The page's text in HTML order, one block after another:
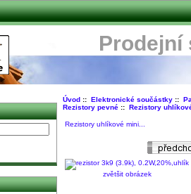
Prodejní
Úvod:: Elektronické součástky::
Rezistory pevné:: Rezistory
Rezistory uhlíkové mini...
zvětšit obrázek